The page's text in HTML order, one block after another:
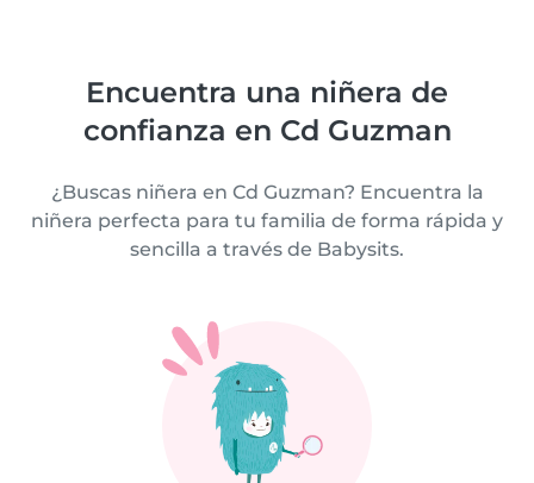
Encuentra una niñera de
confianza en Cd Guzman
¿Buscas niñera en Cd Guzman? Encuentra la
niñera perfecta para tu familia de forma rápida y
sencilla a través de Babysits.